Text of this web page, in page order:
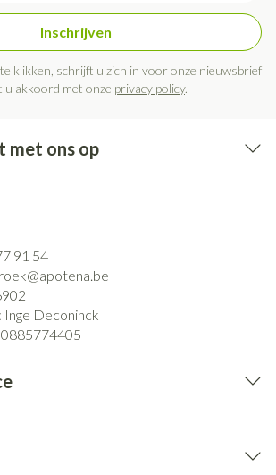
Inschrijven
klikken, schrijft u zich in voor onze nieuwsbrief
u akkoord met onze privacy policy.
met ons op
91 54
apotena.be
Inge Deconinck